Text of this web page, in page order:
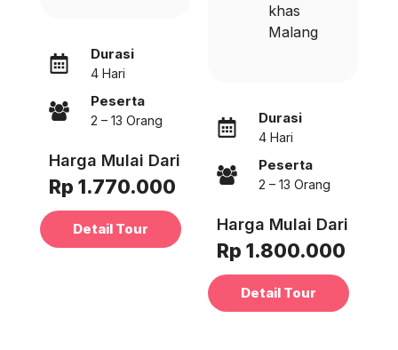
Durasi
4 Hari
Peserta
2 – 13 Orang
Harga Mulai Dari
Rp 1.770.000
Detail Tour
khas
Malang
Durasi
4 Hari
Peserta
2 – 13 Orang
Harga Mulai Dari
Rp 1.800.000
Detail Tour